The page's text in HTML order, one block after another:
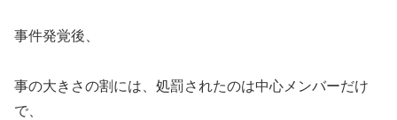
事件発覚後、
事の大きさの割には、処罰されたのは中心メンバーだけ
で、